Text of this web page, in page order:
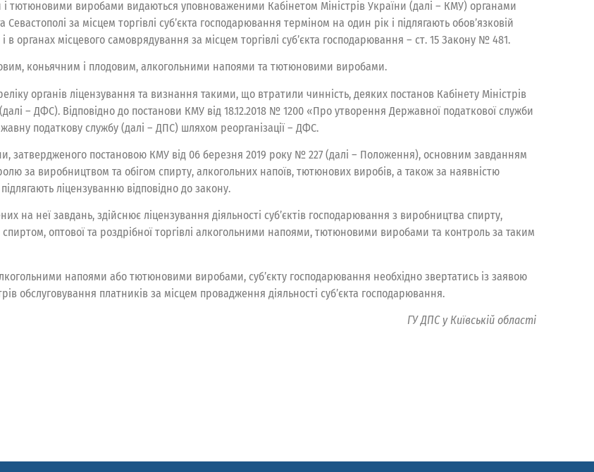
і тютюновими виробами видаються уповноваженими Кабінетом Міністрів України (далі – КМУ) органами
за місцем торгівлі суб’єкта господарювання терміном на один рік і підлягають обов’язковій
і в органах місцевого самоврядування за місцем торгівлі суб’єкта господарювання – ст. 15 Закону № 481.
коньячним і плодовим, алкогольними напоями та тютюновими виробами.
органів ліцензування та визнання такими, що втратили чинність, деяких постанов Кабінету Міністрів
– ДФС). Відповідно до постанови КМУ від 18.12.2018 № 1200 «Про утворення Державної податкової служби
податкову службу (далі – ДПС) шляхом реорганізації – ДФС.
затвердженого постановою КМУ від 06 березня 2019 року № 227 (далі – Положення), основним завданням
за виробництвом та обігом спирту, алкогольних напоїв, тютюнових виробів, а також за наявністю
ліцензуванню відповідно до закону.
на неї завдань, здійснює ліцензування діяльності суб’єктів господарювання з виробництва спирту,
спиртом, оптової та роздрібної торгівлі алкогольними напоями, тютюновими виробами та контроль за таким
напоями або тютюновими виробами, суб’єкту господарювання необхідно звертатись із заявою
обслуговування платників за місцем провадження діяльності суб’єкта господарювання.
ГУ ДПС у Київській області